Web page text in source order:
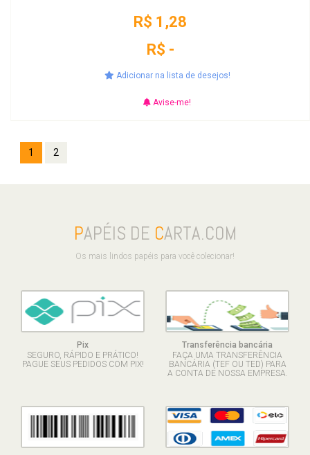
R$ 1,28
R$ -
Adicionar na lista de desejos!
Avise-me!
1 2
PAPÉIS DE CARTA.COM
Os mais lindos papéis para você colecionar!
Pix
SEGURO, RÁPIDO E PRÁTICO!
PAGUE SEUS PEDIDOS COM PIX!
Transferência bancária
FAÇA UMA TRANSFERÊNCIA
BANCÁRIA (TEF OU TED) PARA
A CONTA DE NOSSA EMPRESA.